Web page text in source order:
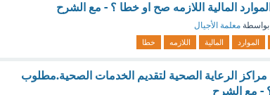
المالية اللازمه صح او خطا ؟ - مع الشرح
بواسطة معلمة الأجيال
الموارد المالية اللازمه خطا
الرعاية الصحية لتقديم الخدمات الصحية.مطلوب